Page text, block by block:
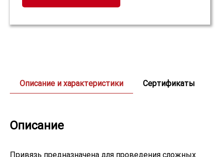
Описание и характеристики Сертификаты
Описание
Привязь предназначена для проведения сложных